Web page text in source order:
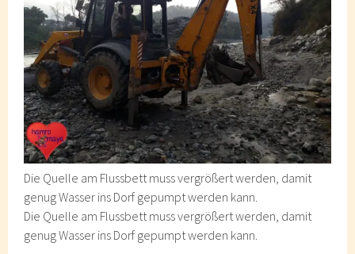
Die Quelle am Flussbett muss vergrößert werden, damit
genug Wasser ins Dorf gepumpt werden kann.
Die Quelle am Flussbett muss vergrößert werden, damit
genug Wasser ins Dorf gepumpt werden kann.